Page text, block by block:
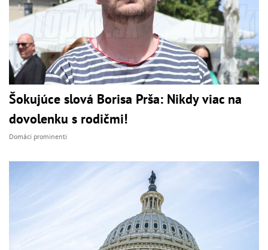
Šokujúce slová Borisa Prša: Nikdy viac na
dovolenku s rodičmi!
Domáci prominenti